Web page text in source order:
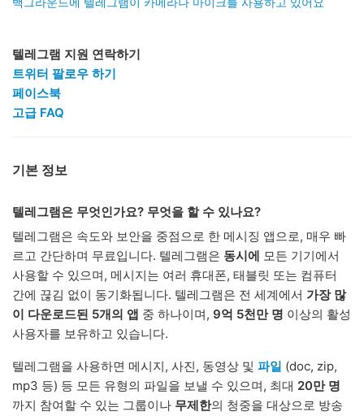
텔레그램 지원 연락하기
트위터 팔로우 하기
페이스북
고급 FAQ
기본 정보
텔레그램은 무엇인가요? 무엇을 할 수 있나요?
텔레그램은 속도와 보안을 중점으로 한 메시징 앱으로, 매우 빠
르고 간단하며 무료입니다. 텔레그램은 동시에 모든 기기에서
사용할 수 있으며, 메시지는 여러 휴대폰, 태블릿 또는 컴퓨터
간에 끊김 없이 동기화됩니다. 텔레그램은 전 세계에서 가장 많
이 다운로드된 5개의 앱 중 하나이며, 9억 5천만 명 이상의 활성
사용자를 보유하고 있습니다.
텔레그램을 사용하면 메시지, 사진, 동영상 및 파일 (doc, zip,
mp3 등) 등 모든 유형의 파일을 보낼 수 있으며, 최대 20만 명
까지 참여할 수 있는 그룹이나 무제한의 청중을 대상으로 방송